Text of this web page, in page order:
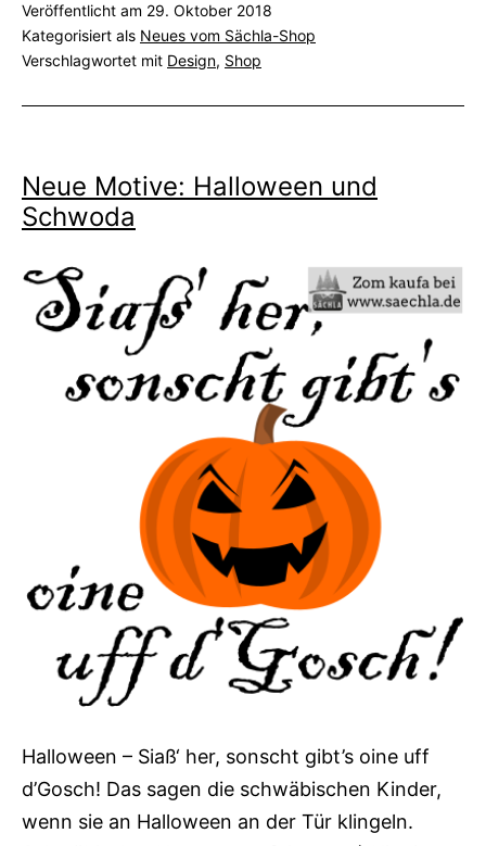
Schaffa,
Herzle
mehr
Veröffentlicht am 29. Oktober 2018
Kategorisiert als Neues vom Sächla-Shop
Verschlagwortet mit Design, Shop
Neue Motive: Halloween und
Schwoda
Halloween – Siaß‘ her, sonscht gibt’s oine uff
d’Gosch! Das sagen die schwäbischen Kinder,
wenn sie an Halloween an der Tür klingeln.